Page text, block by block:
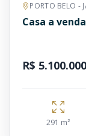
PORTO BELO -
Casa a
R$ 5.100.000
291 m²